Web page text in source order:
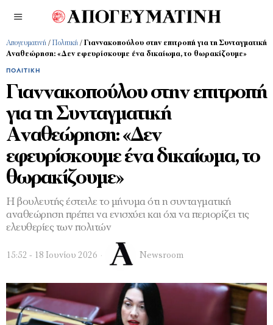
Απογευματινή / Πολιτική / Γιαννακοπούλου στην επιτροπή για τη Συνταγματική
Αναθεώρηση: «Δεν εφευρίσκουμε ένα δικαίωμα, το θωρακίζουμε»
ΠΟΛΙΤΙΚΉ
Γιαννακοπούλου στην επιτροπή
για τη Συνταγματική
Αναθεώρηση: «Δεν
εφευρίσκουμε ένα δικαίωμα, το
θωρακίζουμε»
Η βουλευτής έστειλε το μήνυμα ότι η συνταγματική
αναθεώρηση πρέπει να ενισχύει και όχι να περιορίζει τις
ελευθερίες των πολιτών
15:52 - 18 Ιουνίου 2026 Newsroom